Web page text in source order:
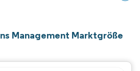
Management Marktgröße